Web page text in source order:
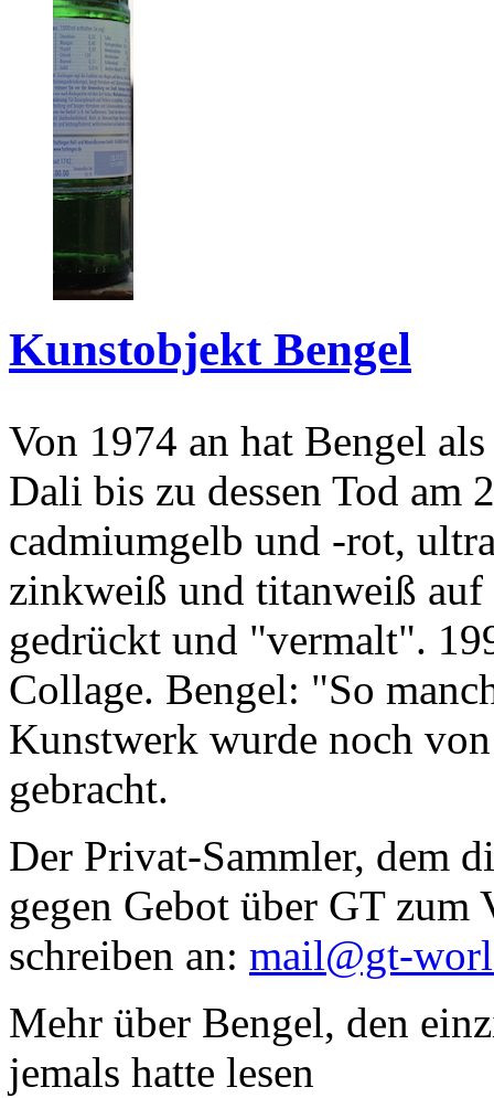
Kunstobjekt Bengel
Von 1974 an hat Bengel
Dali bis zu dessen Tod am
cadmiumgelb und -rot,
zinkweiß und titanweiß
gedrückt und "vermalt".
Collage. Bengel: "So
Kunstwerk wurde noch
gebracht.
Der Privat-Sammler, dem
gegen Gebot über GT zum
schreiben an: mail@gt-
Mehr über Bengel, den
jemals hatte lesen